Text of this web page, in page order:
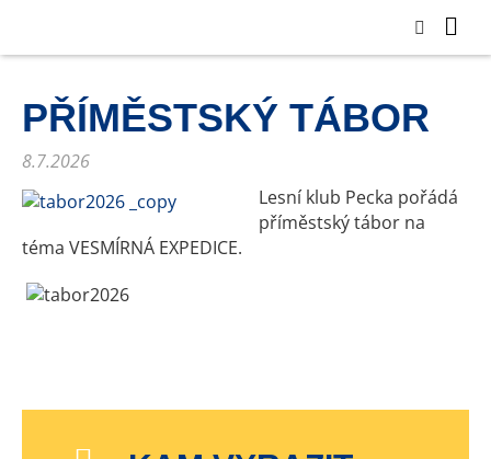
PŘÍMĚSTSKÝ TÁBOR
8.7.2026
Lesní klub Pecka pořádá
příměstský tábor na
téma VESMÍRNÁ EXPEDICE.